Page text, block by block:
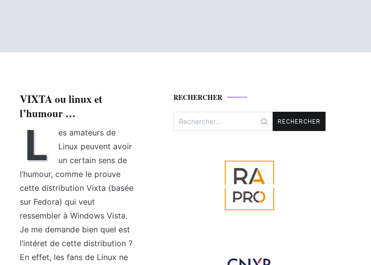
VIXTA ou linux et
l’humour …
L
es amateurs de
Linux peuvent avoir
un certain sens de
l’humour, comme le prouve
cette distribution Vixta (basée
sur Fedora) qui veut
ressembler à Windows Vista.
Je me demande bien quel est
l’intéret de cette distribution ?
En effet, les fans de Linux ne
RECHERCHER